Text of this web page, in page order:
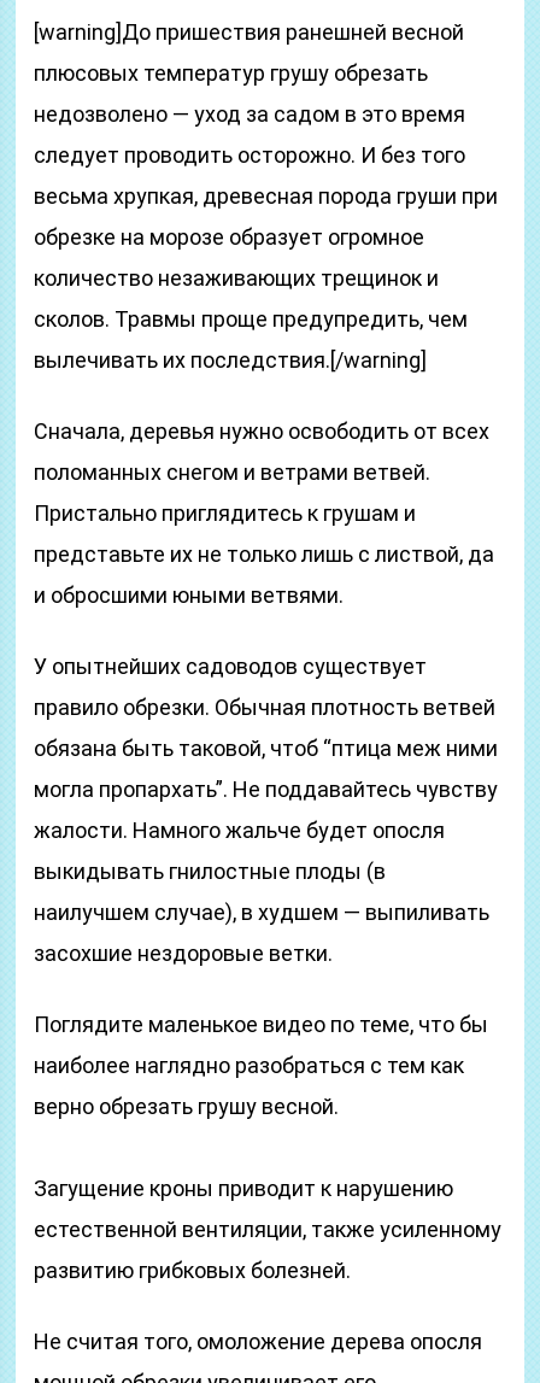
[warning]До пришествия ранешней весной
плюсовых температур грушу обрезать
недозволено — уход за садом в это время
следует проводить осторожно. И без того
весьма хрупкая, древесная порода груши при
обрезке на морозе образует огромное
количество незаживающих трещинок и
сколов. Травмы проще предупредить, чем
вылечивать их последствия.[/warning]
Сначала, деревья нужно освободить от всех
поломанных снегом и ветрами ветвей.
Пристально приглядитесь к грушам и
представьте их не только лишь с листвой, да
и обросшими юными ветвями.
У опытнейших садоводов существует
правило обрезки. Обычная плотность ветвей
обязана быть таковой, чтоб “птица меж ними
могла пропархать”. Не поддавайтесь чувству
жалости. Намного жальче будет опосля
выкидывать гнилостные плоды (в
наилучшем случае), в худшем — выпиливать
засохшие нездоровые ветки.
Поглядите маленькое видео по теме, что бы
наиболее наглядно разобраться с тем как
верно обрезать грушу весной.
Загущение кроны приводит к нарушению
естественной вентиляции, также усиленному
развитию грибковых болезней.
Не считая того, омоложение дерева опосля